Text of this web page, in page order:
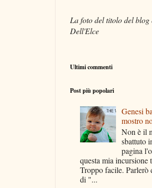
La foto del titolo del blog
Dell'Elce
Ultimi commenti
Post più popolari
Genesi
mostro
Non è il
sbattuto
pagina
questa mia incursione
Troppo facile. Parlerò
di "...